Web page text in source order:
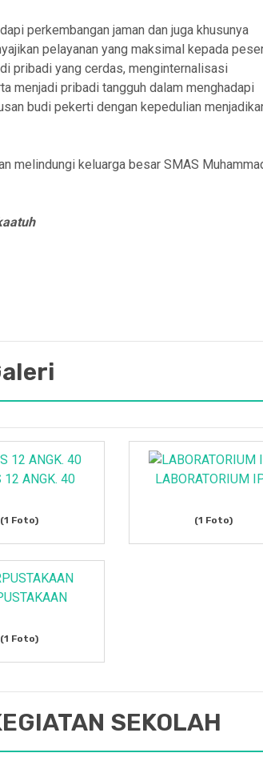
perkembangan jaman dan juga khusunya
pelayanan yang maksimal kepada
pribadi yang cerdas, menginternalisasi
menjadi pribadi tangguh dalam menghadapi
budi pekerti dengan kepedulian
melindungi keluarga besar SMAS
12 ANGK. 40
(1 Foto)
LABORATORIUM
(1 Foto)
(1 Foto)
SEKOLAH